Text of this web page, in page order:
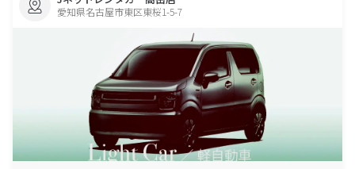
愛知県名古屋市東区東桜1-5-7